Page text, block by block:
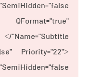
SemiHidden="false"
QFormat="true"
Name="Subtitle"/>
Priority="22"
SemiHidden="false"